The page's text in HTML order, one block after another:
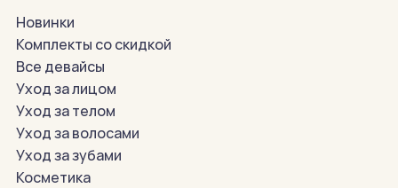
Новинки
Комплекты со скидкой
Все девайсы
Уход за лицом
Уход за телом
Уход за волосами
Уход за зубами
Косметика